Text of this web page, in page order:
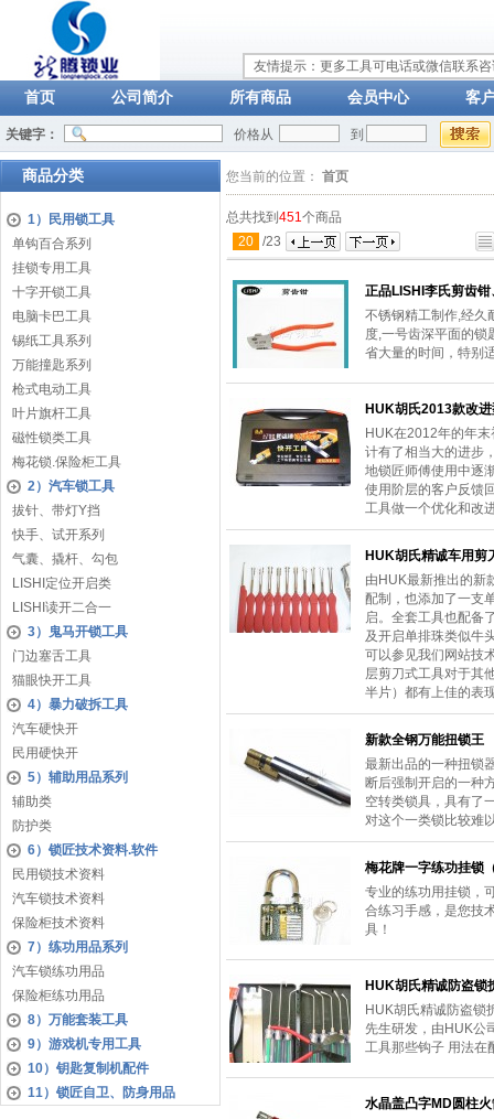
友情提示：更多工具可电话或微信联系
首页 公司简介 所有商品 会员中心 客
关键字： 价格从 到
商品分类
1）民用锁工具
单钩百合系列
挂锁专用工具
十字开锁工具
电脑卡巴工具
锡纸工具系列
万能撞匙系列
枪式电动工具
叶片旗杆工具
磁性锁类工具
梅花锁.保险柜工具
2）汽车锁工具
拔针、带灯Y挡
快手、试开系列
气囊、撬杆、勾包
LISHI定位开启类
LISHI读开二合一
3）鬼马开锁工具
门边塞舌工具
猫眼快开工具
4）暴力破拆工具
汽车硬快开
民用硬快开
5）辅助用品系列
辅助类
防护类
6）锁匠技术资料.软件
民用锁技术资料
汽车锁技术资料
保险柜技术资料
7）练功用品系列
汽车锁练功用品
保险柜练功用品
8）万能套装工具
9）游戏机专用工具
10）钥匙复制机配件
11）锁匠自卫、防身用品
您当前的位置： 首页
总共找到 451个商品
20 /23
正品LISHI李氏剪齿
不锈钢精工制作,经久
度,一号齿深平面的锁
省大量的时间，特别
HUK胡氏2013款改
HUK在2012年的年
计有了相当大的进步
地锁匠师傅使用中逐
使用阶层的客户反馈
工具做一个优化和改
HUK胡氏精诚车用剪
由HUK最新推出的新
配制，也添加了一支
启。全套工具也配备
及开启单排珠类似牛
可以参见我们网站技
层剪刀式工具对于其
半片）都有上佳的表
新款全钢万能扭锁王
最新出品的一种扭锁
断后强制开启的一种
空转类锁具，具有了
对这个一类锁比较难
梅花牌一字练功挂锁
专业的练功用挂锁，
合练习手感，是您技
具！
HUK胡氏精诚防盗锁
HUK胡氏精诚防盗锁
先生研发，由HUK公
工具那些钩子 用法在
水晶盖凸字MD圆柱